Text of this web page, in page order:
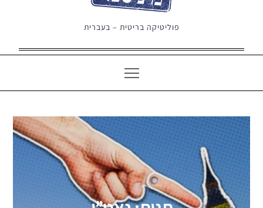
פוליטיקה בריטית – בעברית